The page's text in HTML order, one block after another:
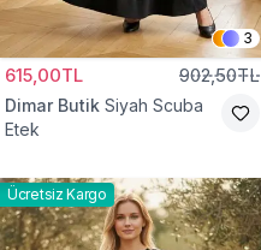
3
615,00TL 902,50TL
Dimar Butik Siyah Scuba
Etek
Ücretsiz Kargo